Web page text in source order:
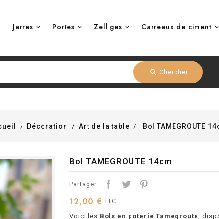
Jarres Portes Zelliges Carreaux de ciment
search Chercher
Décoration Art de la table Bol TAMEGROUTE
Bol TAMEGROUTE 14cm
Partager :
12,00 € TTC
Voici les Bols en poterie Tamegroute,